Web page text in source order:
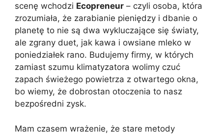
scenę wchodzi Ecopreneur – czyli osoba, która
zrozumiała, że zarabianie pieniędzy i dbanie o
planetę to nie są dwa wykluczające się światy,
ale zgrany duet, jak kawa i owsiane mleko w
poniedziałek rano. Budujemy firmy, w których
zamiast szumu klimatyzatora wolimy czuć
zapach świeżego powietrza z otwartego okna,
bo wiemy, że dobrostan otoczenia to nasz
bezpośredni zysk.
Mam czasem wrażenie, że stare metody